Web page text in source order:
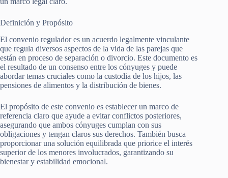
Definición y Propósito
El convenio regulador es un acuerdo legalmente vinculante
que regula diversos aspectos de la vida de las parejas que
están en proceso de separación o divorcio. Este documento es
el resultado de un consenso entre los cónyuges y puede
abordar temas cruciales como la custodia de los hijos, las
pensiones de alimentos y la distribución de bienes.
El propósito de este convenio es establecer un marco de
referencia claro que ayude a evitar conflictos posteriores,
asegurando que ambos cónyuges cumplan con sus
obligaciones y tengan claros sus derechos. También busca
proporcionar una solución equilibrada que priorice el interés
superior de los menores involucrados, garantizando su
bienestar y estabilidad emocional.